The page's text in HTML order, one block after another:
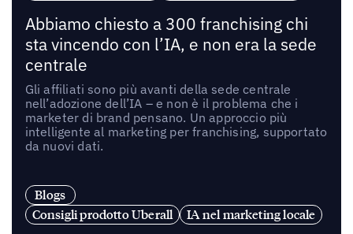
Abbiamo chiesto a 300 franchising chi
sta vincendo con l’IA, e non era la sede
centrale
Gli affiliati sono più avanti della sede centrale
nell’adozione dell’IA – e non è il problema che i
marketer di brand pensano. Un approccio più
intelligente al marketing per franchising, supportato
da nuovi dati.
Blogs
Consigli prodotto Uberall
IA nel marketing locale